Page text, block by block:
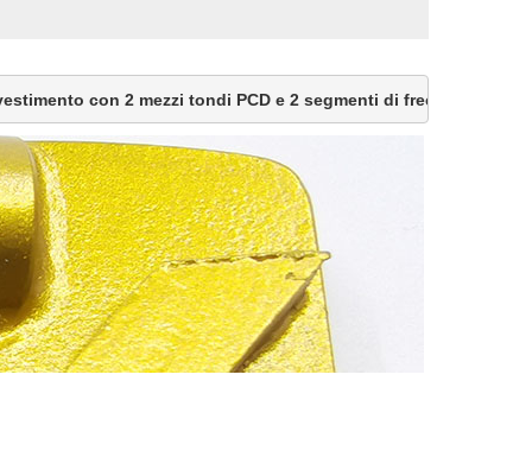
con 2 mezzi tondi PCD e 2 segmenti di freccia a